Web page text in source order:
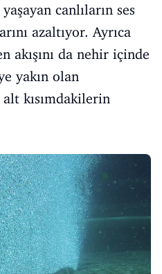
canlıların ses
azaltıyor. Ayrıca
akışını da nehir içinde
yakın olan
kısımdakilerin